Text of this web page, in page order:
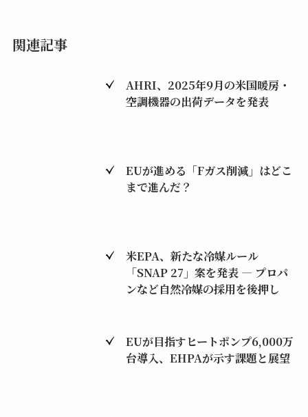
関連記事
AHRI、2025年9月の米国暖房・
空調機器の出荷データを発表
EUが進める「Fガス削減」はどこ
まで進んだ？
米EPA、新たな冷媒ルール
「SNAP 27」案を発表 ― プロパ
ンなど自然冷媒の採用を後押し
EUが目指すヒートポンプ6,000万
台導入、EHPAが示す課題と展望